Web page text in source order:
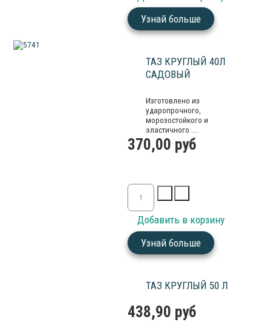
Узнай больше
ТАЗ КРУГЛЫЙ 40Л
САДОВЫЙ
Изготовлено из
ударопрочного,
морозостойкого и
эластичного ...
370,00 руб
Узнай больше
ТАЗ КРУГЛЫЙ 50 Л
438,90 руб